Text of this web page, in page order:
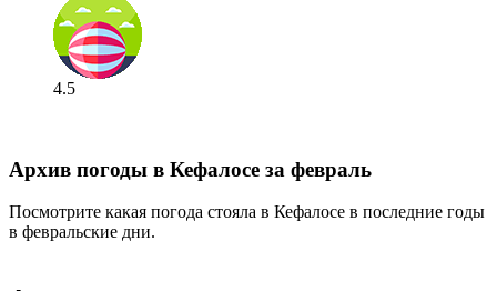
4.5
Архив погоды в Кефалосе за февраль
Посмотрите какая погода стояла в Кефалосе в последние годы
в февральские дни.